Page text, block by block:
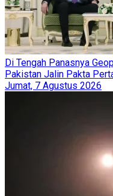
Di Tengah Panasnya
Pakistan Jalin Pakta
Jumat, 7 Agustus 2026